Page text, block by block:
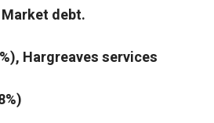
debt.
Hargreaves services